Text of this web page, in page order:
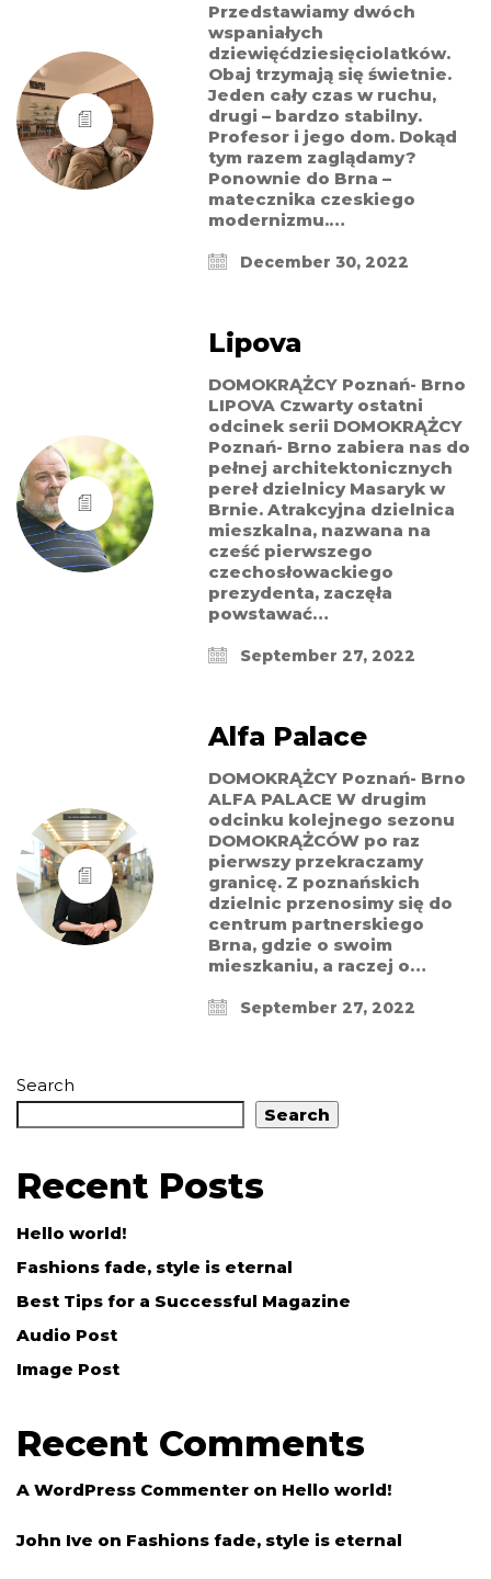
Przedstawiamy dwóch
wspaniałych
dziewięćdziesięciolatków.
Obaj trzymają się świetnie.
Jeden cały czas w ruchu,
drugi – bardzo stabilny.
Profesor i jego dom. Dokąd
tym razem zaglądamy?
Ponownie do Brna –
matecznika czeskiego
modernizmu.…
December 30, 2022
Lipova
DOMOKRĄŻCY Poznań- Brno
LIPOVA Czwarty ostatni
odcinek serii DOMOKRĄŻCY
Poznań- Brno zabiera nas do
pełnej architektonicznych
pereł dzielnicy Masaryk w
Brnie. Atrakcyjna dzielnica
mieszkalna, nazwana na
cześć pierwszego
czechosłowackiego
prezydenta, zaczęła
powstawać…
September 27, 2022
Alfa Palace
DOMOKRĄŻCY Poznań- Brno
ALFA PALACE W drugim
odcinku kolejnego sezonu
DOMOKRĄŻCÓW po raz
pierwszy przekraczamy
granicę. Z poznańskich
dzielnic przenosimy się do
centrum partnerskiego
Brna, gdzie o swoim
mieszkaniu, a raczej o…
September 27, 2022
Search
Search
Recent Posts
Hello world!
Fashions fade, style is eternal
Best Tips for a Successful Magazine
Audio Post
Image Post
Recent Comments
A WordPress Commenter on Hello world!
John Ive on Fashions fade, style is eternal